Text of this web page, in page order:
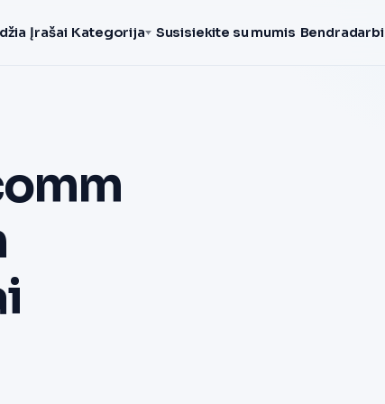
Įrašai Kategorija Susisiekite su mumis